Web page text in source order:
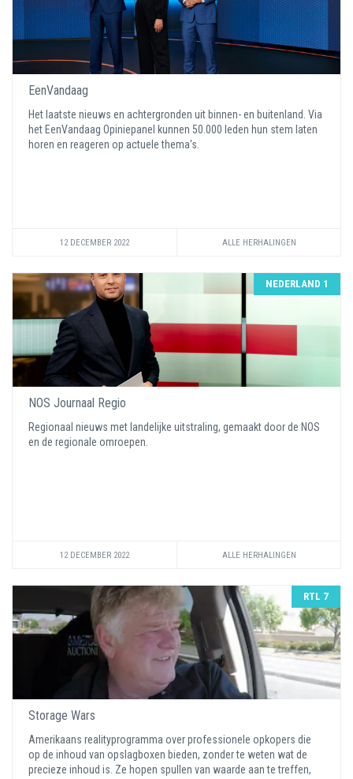
EenVandaag
Het laatste nieuws en achtergronden uit binnen- en buitenland. Via
het EenVandaag Opiniepanel kunnen 50.000 leden hun stem laten
horen en reageren op actuele thema's.
12 DECEMBER 2022 ALLE HERHALINGEN
NEDERLAND 1
NOS Journaal Regio
Regionaal nieuws met landelijke uitstraling, gemaakt door de NOS
en de regionale omroepen.
12 DECEMBER 2022 ALLE HERHALINGEN
RTL 7
Storage Wars
Amerikaans realityprogramma over professionele opkopers die
op de inhoud van opslagboxen bieden, zonder te weten wat de
precieze inhoud is. Ze hopen spullen van waarde aan te treffen,